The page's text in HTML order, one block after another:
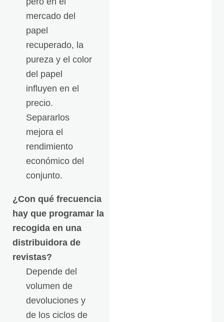
mercado del
papel
recuperado, la
pureza y el color
del papel
influyen en el
precio.
Separarlos
mejora el
rendimiento
económico del
conjunto.
¿Con qué frecuencia
hay que programar la
recogida en una
distribuidora de
revistas?
Depende del
volumen de
devoluciones y
de los ciclos de